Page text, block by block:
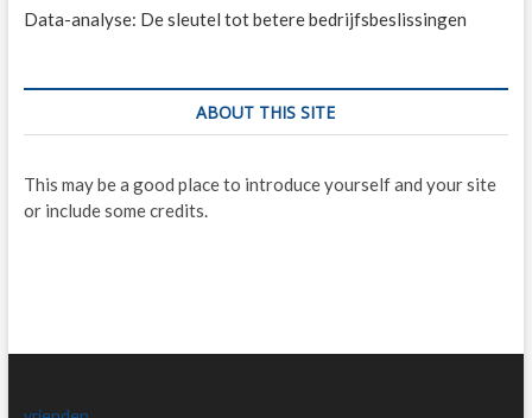
Data-analyse: De sleutel tot betere bedrijfsbeslissingen
ABOUT THIS SITE
This may be a good place to introduce yourself and your site
or include some credits.